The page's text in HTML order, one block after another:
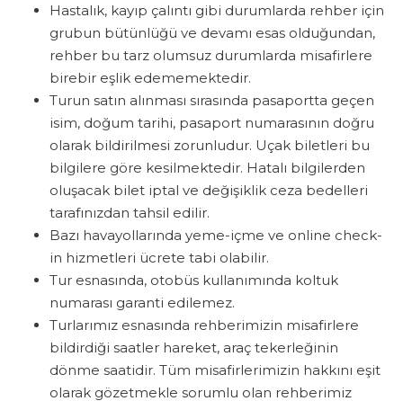
Hastalık, kayıp çalıntı gibi durumlarda rehber için
grubun bütünlüğü ve devamı esas olduğundan,
rehber bu tarz olumsuz durumlarda misafirlere
birebir eşlik edememektedir.
Turun satın alınması sırasında pasaportta geçen
isim, doğum tarihi, pasaport numarasının doğru
olarak bildirilmesi zorunludur. Uçak biletleri bu
bilgilere göre kesilmektedir. Hatalı bilgilerden
oluşacak bilet iptal ve değişiklik ceza bedelleri
tarafınızdan tahsil edilir.
Bazı havayollarında yeme-içme ve online check-
in hizmetleri ücrete tabi olabilir.
Tur esnasında, otobüs kullanımında koltuk
numarası garanti edilemez.
Turlarımız esnasında rehberimizin misafirlere
bildirdiği saatler hareket, araç tekerleğinin
dönme saatidir. Tüm misafirlerimizin hakkını eşit
olarak gözetmekle sorumlu olan rehberimiz